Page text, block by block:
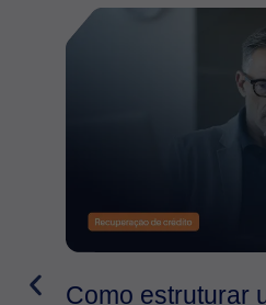
Como estruturar